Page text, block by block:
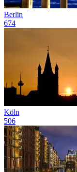
Berlin
674
Köln
506